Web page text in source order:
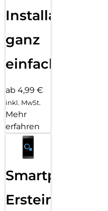
Installation
ganz
einfach
ab 4,99 €
inkl. MwSt.
Mehr
erfahren
Smartphone
Ersteinrichtung